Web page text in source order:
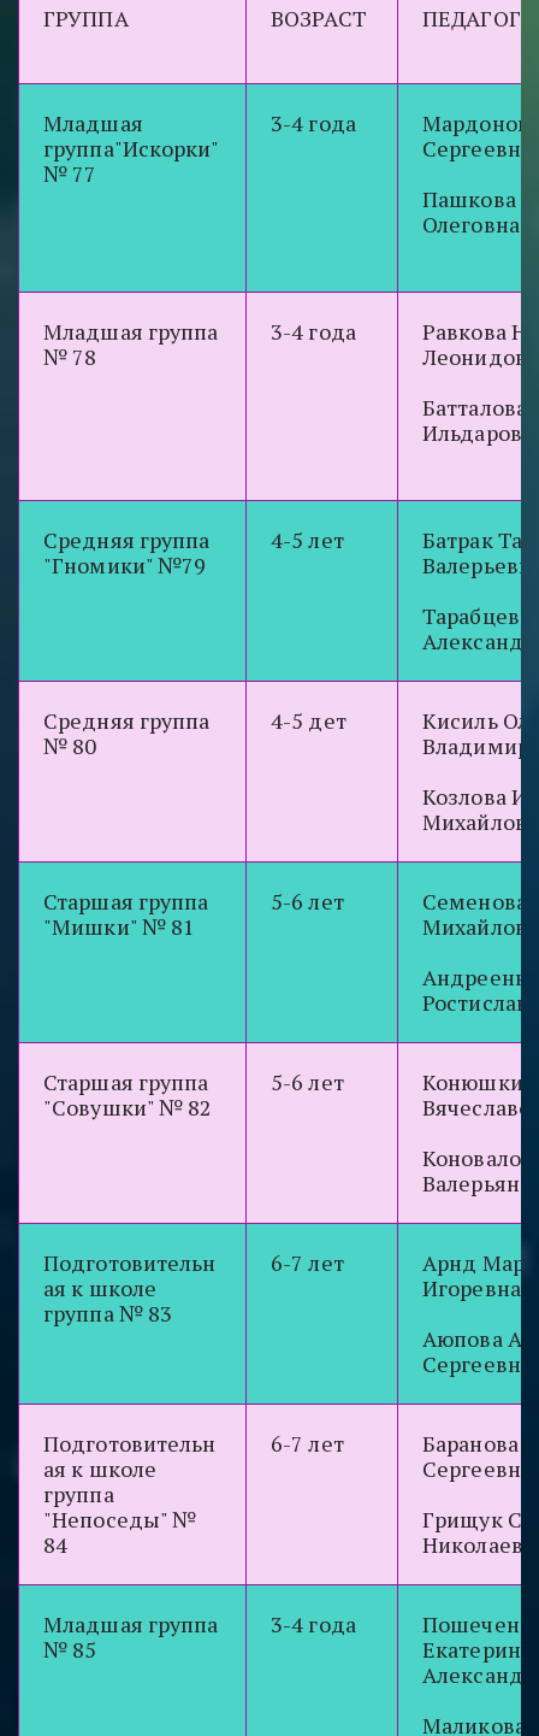
ГРУППА ВОЗРАСТ ПЕДАГОГИ
Младшая
группа"Искорки"
№ 77
3-4 года
Сергеевна
Пашкова
Олеговна
Младшая группа
№ 78
3-4 года
Равкова
Батталова
Средняя группа
"Гномики" №79
4-5 лет
Батрак
Средняя группа
№ 80
4-5 дет
Кисиль
Козлова
Старшая группа
"Мишки" № 81
5-6 лет
Семенова
Старшая группа
"Совушки" № 82
5-6 лет
Подготовительн
ая к школе
группа № 83
6-7 лет
Арнд
Игоревна
Аюпова
Сергеевна
Подготовительн
ая к школе
группа
"Непоседы" №
84
6-7 лет
Баранова
Сергеевна
Грищук
Младшая группа
№ 85
3-4 года
Екатерина
Маликова